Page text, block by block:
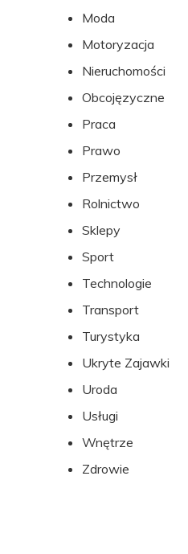
Moda
Motoryzacja
Nieruchomości
Obcojęzyczne
Praca
Prawo
Przemysł
Rolnictwo
Sklepy
Sport
Technologie
Transport
Turystyka
Ukryte Zajawki
Uroda
Usługi
Wnętrze
Zdrowie